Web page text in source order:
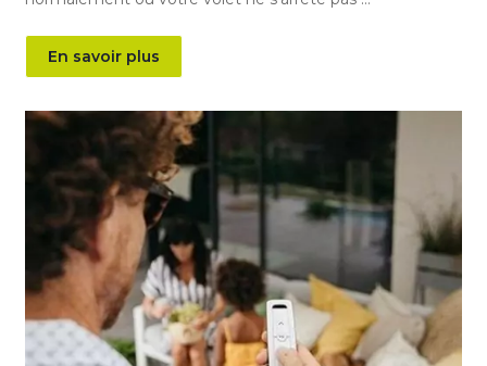
En savoir plus